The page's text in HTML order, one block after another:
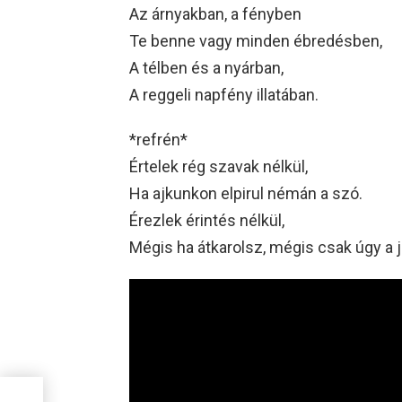
Az árnyakban, a fényben
Te benne vagy minden ébredésben,
A télben és a nyárban,
A reggeli napfény illatában.
*refrén*
Értelek rég szavak nélkül,
Ha ajkunkon elpirul némán a szó.
Érezlek érintés nélkül,
Mégis ha átkarolsz, mégis csak úgy a